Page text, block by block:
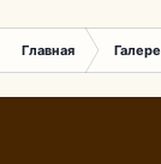
Главная